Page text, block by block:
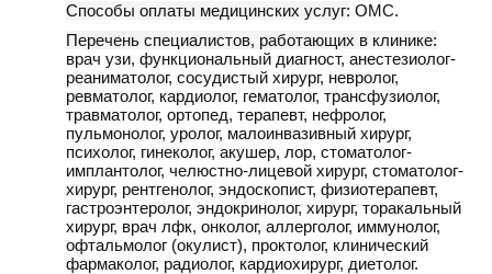
Способы оплаты медицинских услуг: ОМС.
Перечень специалистов, работающих в клинике:
врач узи, функциональный диагност, анестезиолог-
реаниматолог, сосудистый хирург, невролог,
ревматолог, кардиолог, гематолог, трансфузиолог,
травматолог, ортопед, терапевт, нефролог,
пульмонолог, уролог, малоинвазивный хирург,
психолог, гинеколог, акушер, лор, стоматолог-
имплантолог, челюстно-лицевой хирург, стоматолог-
хирург, рентгенолог, эндоскопист, физиотерапевт,
гастроэнтеролог, эндокринолог, хирург, торакальный
хирург, врач лфк, онколог, аллерголог, иммунолог,
офтальмолог (окулист), проктолог, клинический
фармаколог, радиолог, кардиохирург, диетолог.